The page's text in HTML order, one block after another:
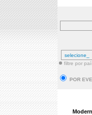
filtre por
POR